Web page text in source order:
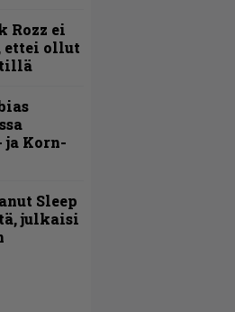
Rozz ei
ettei ollut
ja Korn-
Sleep
julkaisi